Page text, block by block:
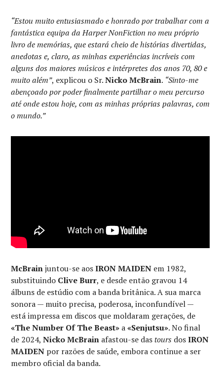
“Estou muito entusiasmado e honrado por trabalhar com a
fantástica equipa da Harper NonFiction no meu próprio
livro de memórias, que estará cheio de histórias divertidas,
anedotas e, claro, as minhas experiências incríveis com
alguns dos maiores músicos e intérpretes dos anos 70, 80 e
muito além”, explicou o Sr.Nicko McBrain. “Sinto-me
abençoado por poder finalmente partilhar o meu percurso
até onde estou hoje, com as minhas próprias palavras, com
o mundo.”
McBrainjuntou-se aosIRON MAIDEN em 1982,
substituindo Clive Burr, e desde então gravou 14
álbuns de estúdio com a banda britânica. A sua marca
sonora — muito precisa, poderosa, inconfundível —
está impressa em discos que moldaram gerações, de
«The Number Of The Beast» a«Senjutsu». No final
de 2024,Nicko McBrain afastou-se dastours dosIRON
MAIDEN por razões de saúde, embora continue a ser
membro oficial da banda.